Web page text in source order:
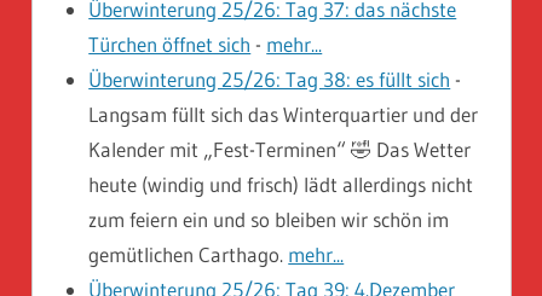
Überwinterung 25/26: Tag 37: das nächste
Türchen öffnet sich - mehr...
Überwinterung 25/26: Tag 38: es füllt sich -
Langsam füllt sich das Winterquartier und der
Kalender mit „Fest-Terminen“ 🤣 Das Wetter
heute (windig und frisch) lädt allerdings nicht
zum feiern ein und so bleiben wir schön im
gemütlichen Carthago. mehr...
Überwinterung 25/26: Tag 39: 4.Dezember